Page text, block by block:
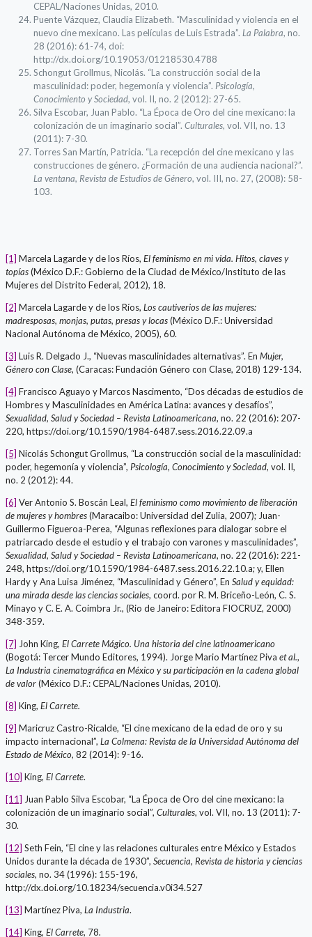
CEPAL/Naciones Unidas, 2010.
Puente Vázquez, Claudia Elizabeth. “Masculinidad y violencia en el
nuevo cine mexicano. Las películas de Luis Estrada”. La Palabra, no.
28 (2016): 61-74, doi:
http://dx.doi.org/10.19053/01218530.4788
Schongut Grollmus, Nicolás. “La construcción social de la
masculinidad: poder, hegemonía y violencia”. Psicología,
Conocimiento y Sociedad, vol. II, no. 2 (2012): 27-65.
Silva Escobar, Juan Pablo. “La Época de Oro del cine mexicano: la
colonización de un imaginario social”. Culturales, vol. VII, no. 13
(2011): 7-30.
Torres San Martín, Patricia. “La recepción del cine mexicano y las
construcciones de género. ¿Formación de una audiencia nacional?”.
La ventana, Revista de Estudios de Género, vol. III, no. 27, (2008): 58-
103.
[1] Marcela Lagarde y de los Ríos, El feminismo en mi vida. Hitos, claves y
topías(México D.F.: Gobierno de la Ciudad de México/Instituto de las
Mujeres del Distrito Federal, 2012), 18.
[2] Marcela Lagarde y de los Ríos, Los cautiverios de las mujeres:
madresposas, monjas, putas, presas y locas(México D.F.: Universidad
Nacional Autónoma de México, 2005), 60.
[3] Luis R. Delgado J., “Nuevas masculinidades alternativas”. En Mujer,
Género con Clase, (Caracas: Fundación Género con Clase, 2018) 129-134.
[4] Francisco Aguayo y Marcos Nascimento, “Dos décadas de estudios de
Hombres y Masculinidades en América Latina: avances y desafíos”,
Sexualidad, Salud y Sociedad – Revista Latinoamericana, no. 22 (2016): 207-
220, https://doi.org/10.1590/1984-6487.sess.2016.22.09.a
[5] Nicolás Schongut Grollmus, “La construcción social de la masculinidad:
poder, hegemonía y violencia”, Psicología, Conocimiento y Sociedad, vol. II,
no. 2 (2012): 44.
[6] Ver Antonio S. Boscán Leal, El feminismo como movimiento de liberación
de mujeres y hombres(Maracaibo: Universidad del Zulia, 2007); Juan-
Guillermo Figueroa-Perea, “Algunas reflexiones para dialogar sobre el
patriarcado desde el estudio y el trabajo con varones y masculinidades”,
Sexualidad, Salud y Sociedad – Revista Latinoamericana, no. 22 (2016): 221-
248, https://doi.org/10.1590/1984-6487.sess.2016.22.10.a; y, Ellen
Hardy y Ana Luisa Jiménez, “Masculinidad y Género”, En Salud y equidad:
una mirada desde las ciencias sociales, coord. por R. M. Briceño-León, C. S.
Minayo y C. E. A. Coimbra Jr., (Rio de Janeiro: Editora FIOCRUZ, 2000)
348-359.
[7] John King, El Carrete Mágico. Una historia del cine latinoamericano
(Bogotá: Tercer Mundo Editores, 1994). Jorge Mario Martínez Piva et al.,
La Industria cinematográfica en México y su participación en la cadena global
de valor(México D.F.: CEPAL/Naciones Unidas, 2010).
[8] King, El Carrete.
[9] Maricruz Castro-Ricalde, “El cine mexicano de la edad de oro y su
impacto internacional”, La Colmena: Revista de la Universidad Autónoma del
Estado de México, 82 (2014): 9-16.
[10] King, El Carrete.
[11] Juan Pablo Silva Escobar, “La Época de Oro del cine mexicano: la
colonización de un imaginario social”, Culturales, vol. VII, no. 13 (2011): 7-
30.
[12] Seth Fein, “El cine y las relaciones culturales entre México y Estados
Unidos durante la década de 1930”, Secuencia, Revista de historia y ciencias
sociales, no. 34 (1996): 155-196,
http://dx.doi.org/10.18234/secuencia.v0i34.527
[13] Martínez Piva, La Industria.
[14] King, El Carrete, 78.